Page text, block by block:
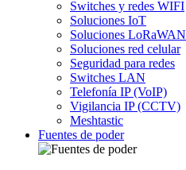
Switches y redes WIFI
Soluciones IoT
Soluciones LoRaWAN
Soluciones red celular
Seguridad para redes
Switches LAN
Telefonía IP (VoIP)
Vigilancia IP (CCTV)
Meshtastic
Fuentes de poder